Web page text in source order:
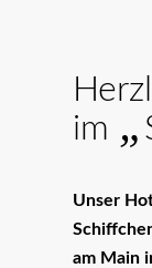
im „
Unser
am Main